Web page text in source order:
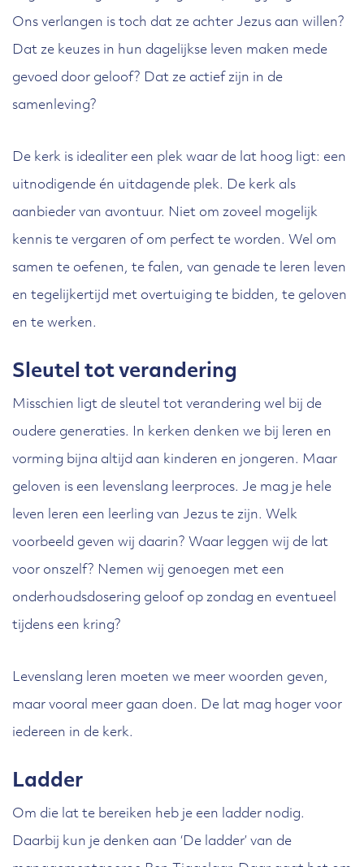
Ons verlangen is toch dat ze achter Jezus aan willen?
Dat ze keuzes in hun dagelijkse leven maken mede
gevoed door geloof? Dat ze actief zijn in de
samenleving?
De kerk is idealiter een plek waar de lat hoog ligt: een
uitnodigende én uitdagende plek. De kerk als
aanbieder van avontuur. Niet om zoveel mogelijk
kennis te vergaren of om perfect te worden. Wel om
samen te oefenen, te falen, van genade te leren leven
en tegelijkertijd met overtuiging te bidden, te geloven
en te werken.
Sleutel tot verandering
Misschien ligt de sleutel tot verandering wel bij de
oudere generaties. In kerken denken we bij leren en
vorming bijna altijd aan kinderen en jongeren. Maar
geloven is een levenslang leerproces. Je mag je hele
leven leren een leerling van Jezus te zijn. Welk
voorbeeld geven wij daarin? Waar leggen wij de lat
voor onszelf? Nemen wij genoegen met een
onderhoudsdosering geloof op zondag en eventueel
tijdens een kring?
Levenslang leren moeten we meer woorden geven,
maar vooral meer gaan doen. De lat mag hoger voor
iedereen in de kerk.
Ladder
Om die lat te bereiken heb je een ladder nodig.
Daarbij kun je denken aan ‘De ladder’ van de